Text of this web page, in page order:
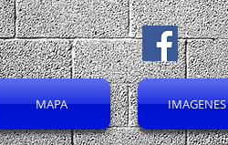
MAPA IMAGENES